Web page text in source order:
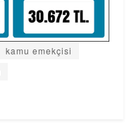
kamu emekçisi